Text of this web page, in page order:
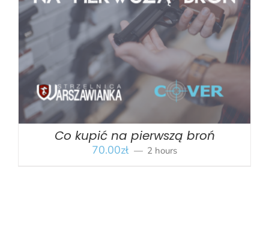
BOOK SZCZEGÓŁY
Co kupić na pierwszą broń
70.00zł 2 hours